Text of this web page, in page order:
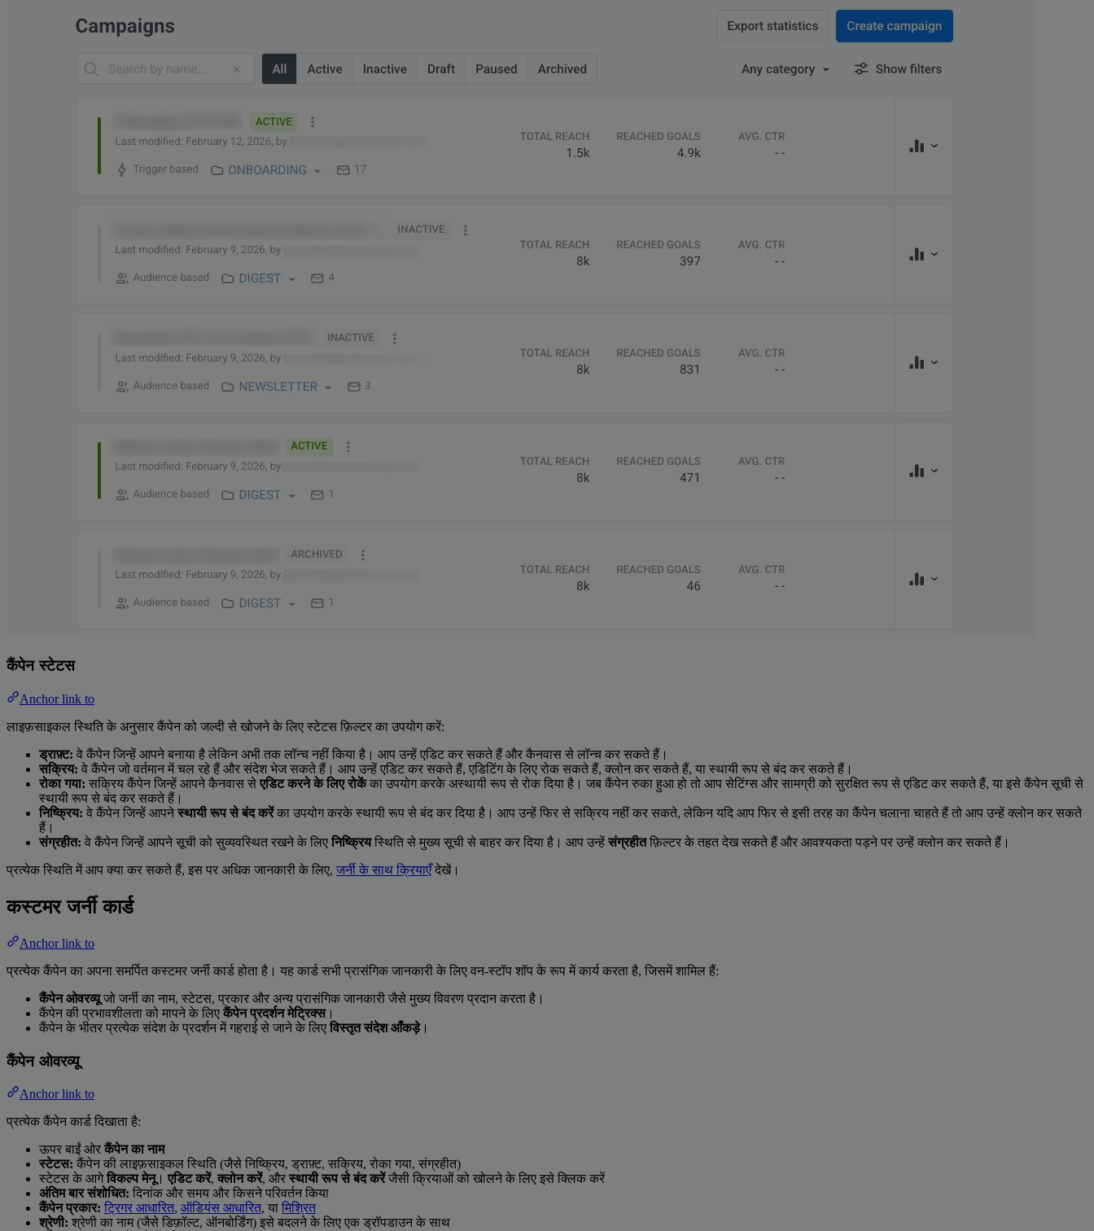
कैंपेन स्टेटस
Anchor link to
लाइफ़साइकल स्थिति के अनुसार कैंपेन को जल्दी से खोजने के लिए स्टेटस फ़िल्टर का उपयोग करें:
ड्राफ़्ट: वे कैंपेन जिन्हें आपने बनाया है लेकिन अभी तक लॉन्च नहीं किया है। आप उन्हें एडिट कर सकते हैं और कैनवास से लॉन्च कर सकते हैं।
सक्रिय: वे कैंपेन जो वर्तमान में चल रहे हैं और संदेश भेज सकते हैं। आप उन्हें एडिट कर सकते हैं, एडिटिंग के लिए रोक सकते हैं, क्लोन कर सकते हैं, या स्थायी रूप से बंद कर सकते हैं।
रोका गया: सक्रिय कैंपेन जिन्हें आपने कैनवास से एडिट करने के लिए रोकेंका उपयोग करके अस्थायी रूप से रोक दिया है। जब कैंपेन रुका हुआ हो तो आप सेटिंग्स और सामग्री को सुरक्षित रूप से एडिट कर सकते हैं, या इसे कैंपेन सूची से
स्थायी रूप से बंद कर सकते हैं।
निष्क्रिय: वे कैंपेन जिन्हें आपनेस्थायी रूप से बंद करेंका उपयोग करके स्थायी रूप से बंद कर दिया है। आप उन्हें फिर से सक्रिय नहीं कर सकते, लेकिन यदि आप फिर से इसी तरह का कैंपेन चलाना चाहते हैं तो आप उन्हें क्लोन कर सकते
हैं।
संग्रहीत: वे कैंपेन जिन्हें आपने सूची को सुव्यवस्थित रखने के लिए निष्क्रियस्थिति से मुख्य सूची से बाहर कर दिया है। आप उन्हें संग्रहीतफ़िल्टर के तहत देख सकते हैं और आवश्यकता पड़ने पर उन्हें क्लोन कर सकते हैं।
प्रत्येक स्थिति में आप क्या कर सकते हैं, इस पर अधिक जानकारी के लिए, जर्नी के साथ क्रियाएँदेखें।
कस्टमर जर्नी कार्ड
Anchor link to
प्रत्येक कैंपेन का अपना समर्पित कस्टमर जर्नी कार्ड होता है। यह कार्ड सभी प्रासंगिक जानकारी के लिए वन-स्टॉप शॉप के रूप में कार्य करता है, जिसमें शामिल हैं:
कैंपेन ओवरव्यूजो जर्नी का नाम, स्टेटस, प्रकार और अन्य प्रासंगिक जानकारी जैसे मुख्य विवरण प्रदान करता है।
कैंपेन की प्रभावशीलता को मापने के लिए कैंपेन प्रदर्शन मेट्रिक्स।
कैंपेन के भीतर प्रत्येक संदेश के प्रदर्शन में गहराई से जाने के लिए विस्तृत संदेश आँकड़े।
कैंपेन ओवरव्यू
Anchor link to
प्रत्येक कैंपेन कार्ड दिखाता है:
ऊपर बाईं ओर कैंपेन का नाम
स्टेटस: कैंपेन की लाइफ़साइकल स्थिति (जैसे निष्क्रिय, ड्राफ़्ट, सक्रिय, रोका गया, संग्रहीत)
स्टेटस के आगेविकल्प मेनू। एडिट करें, क्लोन करें, और स्थायी रूप से बंद करेंजैसी क्रियाओं को खोलने के लिए इसे क्लिक करें
अंतिम बार संशोधित: दिनांक और समय और किसने परिवर्तन किया
कैंपेन प्रकार: ट्रिगर आधारित, ऑडियंस आधारित, या मिश्रित
श्रेणी: श्रेणी का नाम (जैसे डिफ़ॉल्ट, ऑनबोर्डिंग) इसे बदलने के लिए एक ड्रॉपडाउन के साथ